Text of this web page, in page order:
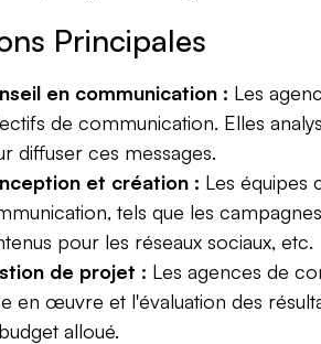
Principales
en communication : Les
de communication. Elles
diffuser ces messages.
et création : Les équipes
tels que les
pour les réseaux sociaux, etc.
de projet : Les agences de
en œuvre et l'évaluation des
alloué.